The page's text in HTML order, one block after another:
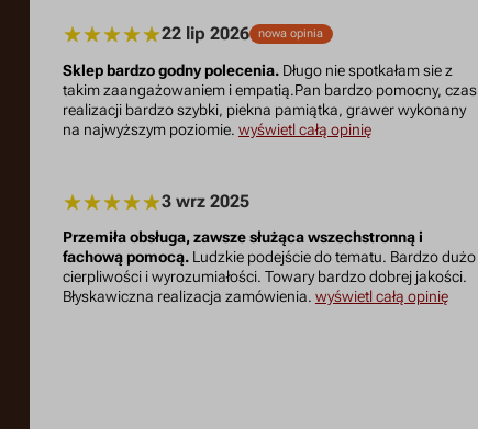
22 lip 2026 nowa opinia
Sklep bardzo godny polecenia.Długo nie spotkałam sie z
takim zaangażowaniem i empatią.Pan bardzo pomocny, czas
realizacji bardzo szybki, piekna pamiątka, grawer wykonany
na najwyższym poziomie. wyświetl całą opinię
3 wrz 2025
Przemiła obsługa, zawsze służąca wszechstronną i
fachową pomocą.Ludzkie podejście do tematu. Bardzo dużo
cierpliwości i wyrozumiałości. Towary bardzo dobrej jakości.
Błyskawiczna realizacja zamówienia. wyświetl całą opinię